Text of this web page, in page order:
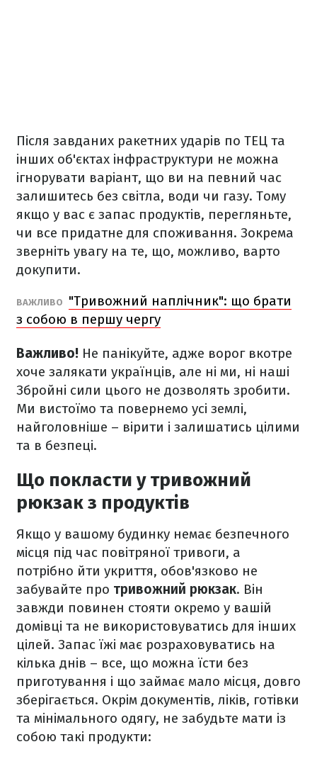
Після завданих ракетних ударів по ТЕЦ та
інших об'єктах інфраструктури не можна
ігнорувати варіант, що ви на певний час
залишитесь без світла, води чи газу. Тому
якщо у вас є запас продуктів, перегляньте,
чи все придатне для споживання. Зокрема
зверніть увагу на те, що, можливо, варто
докупити.
ВАЖЛИВО
"Тривожний наплічник": що брати
з собою в першу чергу
Важливо! Не панікуйте, адже ворог вкотре
хоче залякати українців, але ні ми, ні наші
Збройні сили цього не дозволять зробити.
Ми вистоїмо та повернемо усі землі,
найголовніше – вірити і залишатись цілими
та в безпеці.
Що покласти у тривожний
рюкзак з продуктів
Якщо у вашому будинку немає безпечного
місця під час повітряної тривоги, а
потрібно йти укриття, обов'язково не
забувайте про тривожний рюкзак. Він
завжди повинен стояти окремо у вашій
домівці та не використовуватись для інших
цілей. Запас їжі має розраховуватись на
кілька днів – все, що можна їсти без
приготування і що займає мало місця, довго
зберігається. Окрім документів, ліків, готівки
та мінімального одягу, не забудьте мати із
собою такі продукти: